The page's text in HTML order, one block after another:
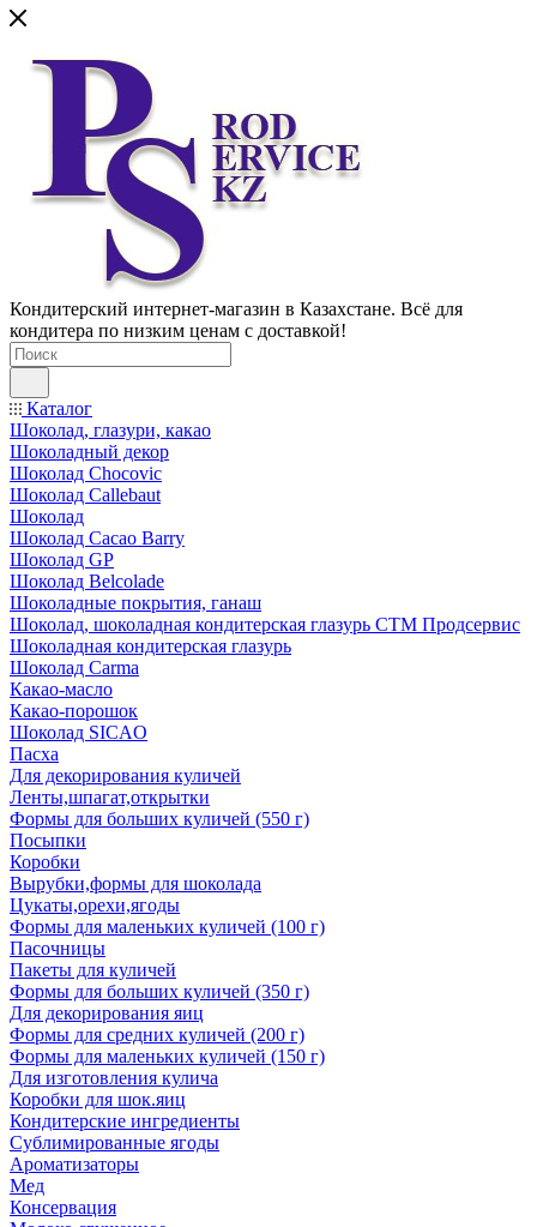
Кондитерский интернет-магазин в Казахстане. Всё для
кондитера по низким ценам с доставкой!
Каталог
Шоколад, глазури, какао
Шоколадный декор
Шоколад Chocovic
Шоколад Callebaut
Шоколад
Шоколад Cacao Barry
Шоколад GP
Шоколад Belcolade
Шоколадные покрытия, ганаш
Шоколад, шоколадная кондитерская глазурь СТМ Продсервис
Шоколадная кондитерская глазурь
Шоколад Carma
Какао-масло
Какао-порошок
Шоколад SICAO
Пасха
Для декорирования куличей
Ленты,шпагат,открытки
Формы для больших куличей (550 г)
Посыпки
Коробки
Вырубки,формы для шоколада
Цукаты,орехи,ягоды
Формы для маленьких куличей (100 г)
Пасочницы
Пакеты для куличей
Формы для больших куличей (350 г)
Для декорирования яиц
Формы для средних куличей (200 г)
Формы для маленьких куличей (150 г)
Для изготовления кулича
Коробки для шок.яиц
Кондитерские ингредиенты
Сублимированные ягоды
Ароматизаторы
Мед
Консервация